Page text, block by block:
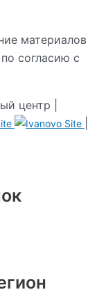
материалов
согласию с
центр |